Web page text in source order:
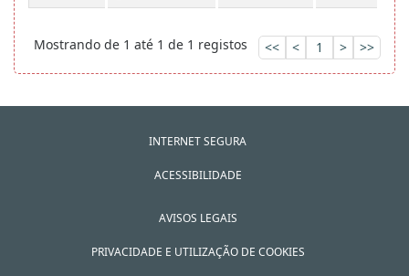
Mostrando de 1 até 1 de 1 registos << < 1 > >>
INTERNET SEGURA
ACESSIBILIDADE
AVISOS LEGAIS
PRIVACIDADE E UTILIZAÇÃO DE COOKIES